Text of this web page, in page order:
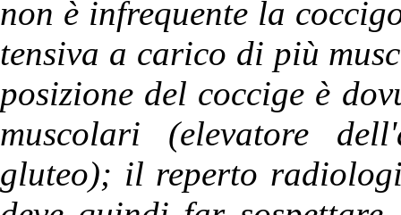
non è infrequente la
tensiva a carico di più
posizione del coccige è
muscolari (elevatore
gluteo); il reperto